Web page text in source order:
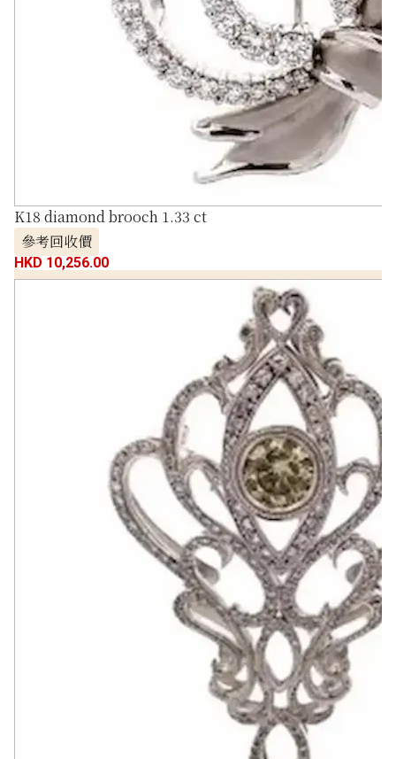
K18 diamond brooch 1.33 ct
參考回收價
HKD 10,256.00